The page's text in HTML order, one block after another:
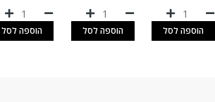
הוספה לסל הוספה לסל הוספה לסל